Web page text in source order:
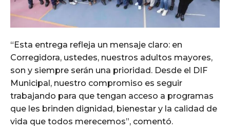
“Esta entrega refleja un mensaje claro: en
Corregidora, ustedes, nuestros adultos mayores,
son y siempre serán una prioridad. Desde el DIF
Municipal, nuestro compromiso es seguir
trabajando para que tengan acceso a programas
que les brinden dignidad, bienestar y la calidad de
vida que todos merecemos”, comentó.